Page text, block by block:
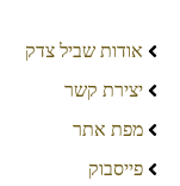
אודות שביל צדק
יצירת קשר
מפת אתר
פייסבוק